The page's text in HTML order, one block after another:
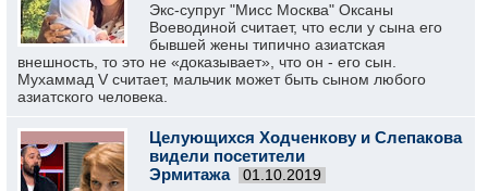
Экс-супруг "Мисс Москва" Оксаны
Воеводиной считает, что если у сына его
бывшей жены типично азиатская
внешность, то это не «доказывает», что он - его сын.
Мухаммад V считает, мальчик может быть сыном любого
азиатского человека.
Целующихся Ходченкову и Слепакова
видели посетители
Эрмитажа
01.10.2019